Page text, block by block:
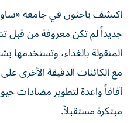
جديداً لم تكن معروفة من قبل
المنقولة بالغذاء،
مع الكائنات الدقيقة الأخرى
آفاقاً واعدة لتطوير مضادات
مبتكرة مستقبلاً.